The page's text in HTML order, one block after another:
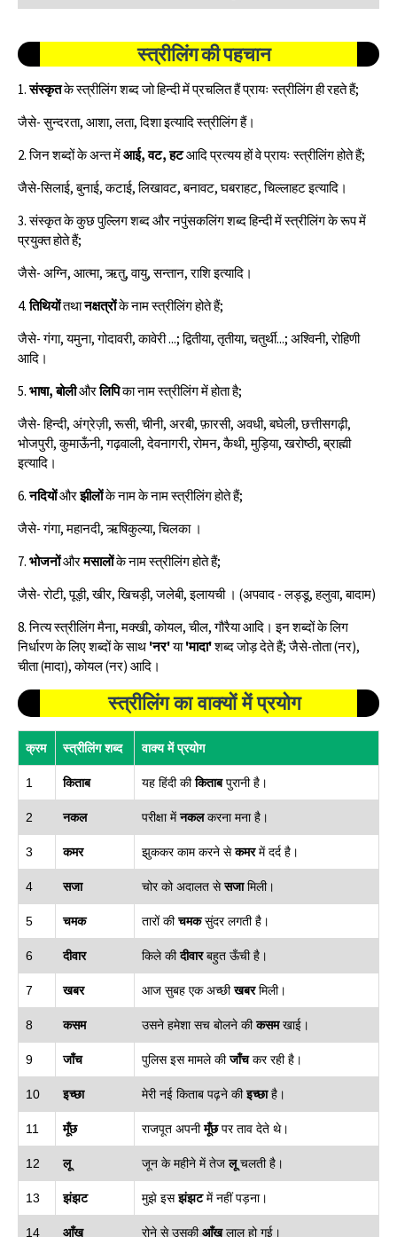
स्त्रीलिंगकी पहचान
1.संस्कृतके स्त्रीलिंग शब्द जो हिन्दी में प्रचलित हैं प्रायः स्त्रीलिंग ही रहते हैं;
जैसे- सुन्दरता, आशा, लता, दिशा इत्यादि स्त्रीलिंग हैं।
2. जिन शब्दों के अन्त मेंआई, वट, हटआदि प्रत्यय हों वे प्रायः स्त्रीलिंग होते हैं;
जैसे-सिलाई, बुनाई, कटाई, लिखावट, बनावट, घबराहट, चिल्लाहट इत्यादि।
3. संस्कृत के कुछ पुल्लिग शब्द और नपुंसकलिंग शब्द हिन्दी में स्त्रीलिंग के रूप में
प्रयुक्त होते हैं;
जैसे- अग्नि, आत्मा, ऋतु, वायु, सन्तान, राशि इत्यादि।
4.तिथियोंतथानक्षत्रोंके नाम स्त्रीलिंग होते हैं;
जैसे- गंगा, यमुना, गोदावरी, कावेरी ...; द्वितीया, तृतीया, चतुर्थी...; अश्विनी, रोहिणी
आदि।
5. भाषा, बोलीऔरलिपिका नाम स्त्रीलिंग में होता है;
जैसे- हिन्दी, अंग्रेज़ी, रूसी, चीनी, अरबी, फ़ारसी, अवधी, बघेली, छत्तीसगढ़ी,
भोजपुरी, कुमाऊँनी, गढ़वाली, देवनागरी, रोमन, कैथी, मुड़िया, खरोष्ठी, ब्राह्मी
इत्यादि।
6.नदियोंऔरझीलोंके नाम के नाम स्त्रीलिंग होते हैं;
जैसे- गंगा, महानदी, ऋषिकुल्या, चिलका ।
7. भोजनोंऔरमसालोंके नाम स्त्रीलिंग होते हैं;
जैसे- रोटी, पूड़ी, खीर, खिचड़ी, जलेबी, इलायची । (अपवाद - लड्डू, हलुवा, बादाम)
8. नित्य स्त्रीलिंग मैना, मक्खी, कोयल, चील, गौरैया आदि। इन शब्दों के लिग
निर्धारण के लिए शब्दों के साथ 'नर'या'मादा'शब्द जोड़ देते हैं; जैसे-तोता (नर),
चीता (मादा), कोयल (नर) आदि।
स्त्रीलिंग कावाक्‍यों में प्रयोग
क्रम स्त्रीलिंग शब्द वाक्य में प्रयोग
1 किताब यह हिंदी कीकिताबपुरानी है।
2 नकल परीक्षा मेंनकलकरना मना है।
3 कमर झुककर काम करने सेकमरमें दर्द है।
4 सजा चोर को अदालत सेसजामिली।
5 चमक तारों कीचमकसुंदर लगती है।
6 दीवार किले कीदीवारबहुत ऊँची है।
7 खबर आज सुबह एक अच्छीखबरमिली।
8 कसम उसने हमेशा सच बोलने कीकसमखाई।
9 जाँच पुलिस इस मामले कीजाँचकर रही है।
10 इच्छा मेरी नई किताब पढ़ने कीइच्छाहै।
11 मूँछ राजपूत अपनीमूँछपर ताव देते थे।
12 लू जून के महीने में तेजलूचलती है।
13 झंझट मुझे इसझंझटमें नहीं पड़ना।
14 आँख रोने से उसकीआँखलाल हो गई।